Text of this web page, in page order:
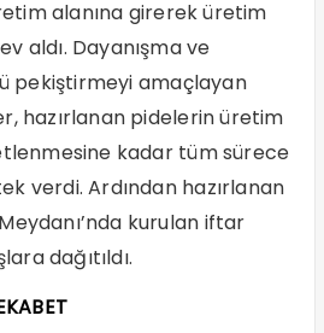
alanına girerek üretim
aldı. Dayanışma ve
pekiştirmeyi amaçlayan
hazırlanan pidelerin üretim
kadar tüm sürece
verdi. Ardından hazırlanan
kurulan iftar
dağıtıldı.